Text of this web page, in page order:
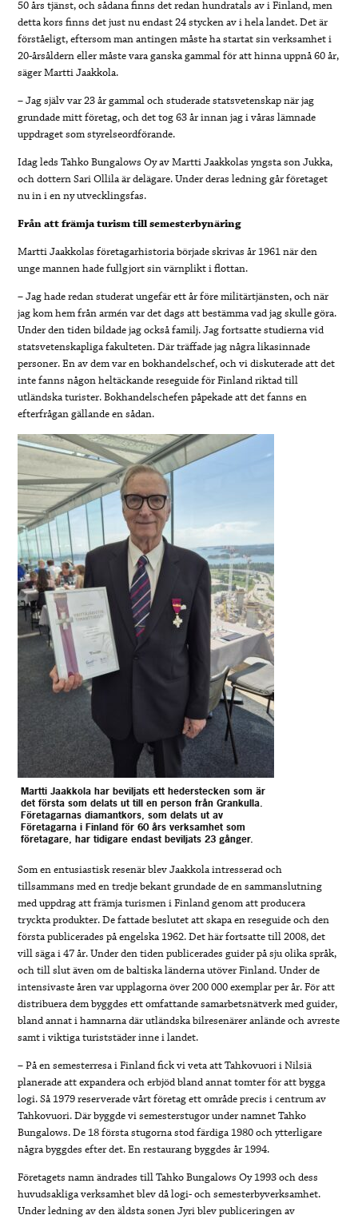
50 års tjänst, och sådana finns det redan hundratals av i Finland, men
detta kors finns det just nu endast 24 stycken av i hela landet. Det är
förståeligt, eftersom man antingen måste ha startat sin verksamhet i
20-årsåldern eller måste vara ganska gammal för att hinna uppnå 60 år,
säger Martti Jaakkola.
– Jag själv var 23 år gammal och studerade statsvetenskap när jag
grundade mitt företag, och det tog 63 år innan jag i våras lämnade
uppdraget som styrelseordförande.
Idag leds Tahko Bungalows Oy av Martti Jaakkolas yngsta son Jukka,
och dottern Sari Ollila är delägare. Under deras ledning går företaget
nu in i en ny utvecklingsfas.
Från att främja turism till semesterbynäring
Martti Jaakkolas företagarhistoria började skrivas år 1961 när den
unge mannen hade fullgjort sin värnplikt i flottan.
– Jag hade redan studerat ungefär ett år före militärtjänsten, och när
jag kom hem från armén var det dags att bestämma vad jag skulle göra.
Under den tiden bildade jag också familj. Jag fortsatte studierna vid
statsvetenskapliga fakulteten. Där träffade jag några likasinnade
personer. En av dem var en bokhandelschef, och vi diskuterade att det
inte fanns någon heltäckande reseguide för Finland riktad till
utländska turister. Bokhandelschefen påpekade att det fanns en
efterfrågan gällande en sådan.
Martti Jaakkola har beviljats ett hederstecken som är
det första som delats ut till en person från Grankulla.
Företagarnas diamantkors, som delats ut av
Företagarna i Finland för 60 års verksamhet som
företagare, har tidigare endast beviljats 23 gånger.
Som en entusiastisk resenär blev Jaakkola intresserad och
tillsammans med en tredje bekant grundade de en sammanslutning
med uppdrag att främja turismen i Finland genom att producera
tryckta produkter. De fattade beslutet att skapa en reseguide och den
första publicerades på engelska 1962. Det här fortsatte till 2008, det
vill säga i 47 år. Under den tiden publicerades guider på sju olika språk,
och till slut även om de baltiska länderna utöver Finland. Under de
intensivaste åren var upplagorna över 200 000 exemplar per år. För att
distribuera dem byggdes ett omfattande samarbetsnätverk med guider,
bland annat i hamnarna där utländska bilresenärer anlände och avreste
samt i viktiga turiststäder inne i landet.
– På en semesterresa i Finland fick vi veta att Tahkovuori i Nilsiä
planerade att expandera och erbjöd bland annat tomter för att bygga
logi. Så 1979 reserverade vårt företag ett område precis i centrum av
Tahkovuori. Där byggde vi semesterstugor under namnet Tahko
Bungalows. De 18 första stugorna stod färdiga 1980 och ytterligare
några byggdes efter det. En restaurang byggdes år 1994.
Företagets namn ändrades till Tahko Bungalows Oy 1993 och dess
huvudsakliga verksamhet blev då logi- och semesterbyverksamhet.
Under ledning av den äldsta sonen Jyri blev publiceringen av